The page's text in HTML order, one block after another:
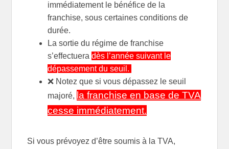
immédiatement le bénéfice de la
franchise, sous certaines conditions de
durée.
La sortie du régime de franchise
s’effectueradès l’année suivant le
dépassement du seuil.
❌ Notez que si vous dépassez le seuil
majoré, la franchise en base de TVA
cesse immédiatement.
Si vous prévoyez d’être soumis à la TVA,